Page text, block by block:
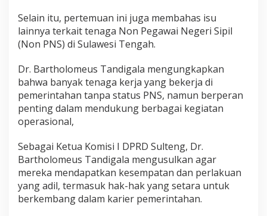
Selain itu, pertemuan ini juga membahas isu
lainnya terkait tenaga Non Pegawai Negeri Sipil
(Non PNS) di Sulawesi Tengah.
Dr. Bartholomeus Tandigala mengungkapkan
bahwa banyak tenaga kerja yang bekerja di
pemerintahan tanpa status PNS, namun berperan
penting dalam mendukung berbagai kegiatan
operasional,
Sebagai Ketua Komisi I DPRD Sulteng, Dr.
Bartholomeus Tandigala mengusulkan agar
mereka mendapatkan kesempatan dan perlakuan
yang adil, termasuk hak-hak yang setara untuk
berkembang dalam karier pemerintahan.